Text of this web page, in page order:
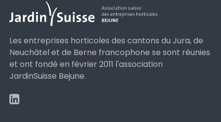
Les entreprises horticoles des cantons du Jura, de
Neuchâtel et de Berne francophone se sont réunies
et ont fondé en février 2011 l'association
JardinSuisse Bejune.